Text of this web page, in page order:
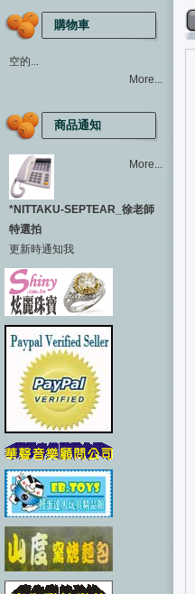
購物車
空的...
More...
商品通知
*NITTAKU-SEPTEAR_徐老師
特選拍
更新時通知我
More...